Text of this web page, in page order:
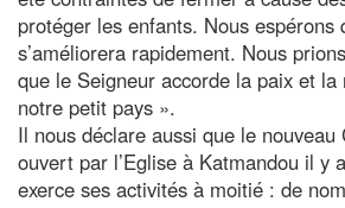
protéger les enfants. Nous espérons
s’améliorera rapidement. Nous
que le Seigneur accorde la paix et
notre petit pays ».
Il nous déclare aussi que le nouveau
ouvert par l’Eglise à Katmandou il y
exerce ses activités à moitié : de